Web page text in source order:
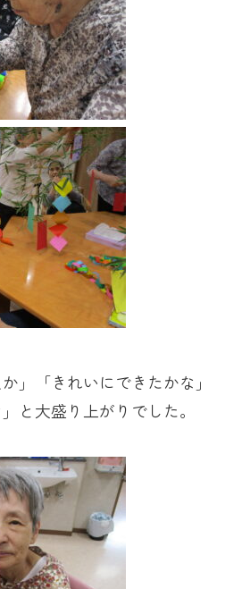
」「きれいにできたかな」
と大盛り上がりでした。